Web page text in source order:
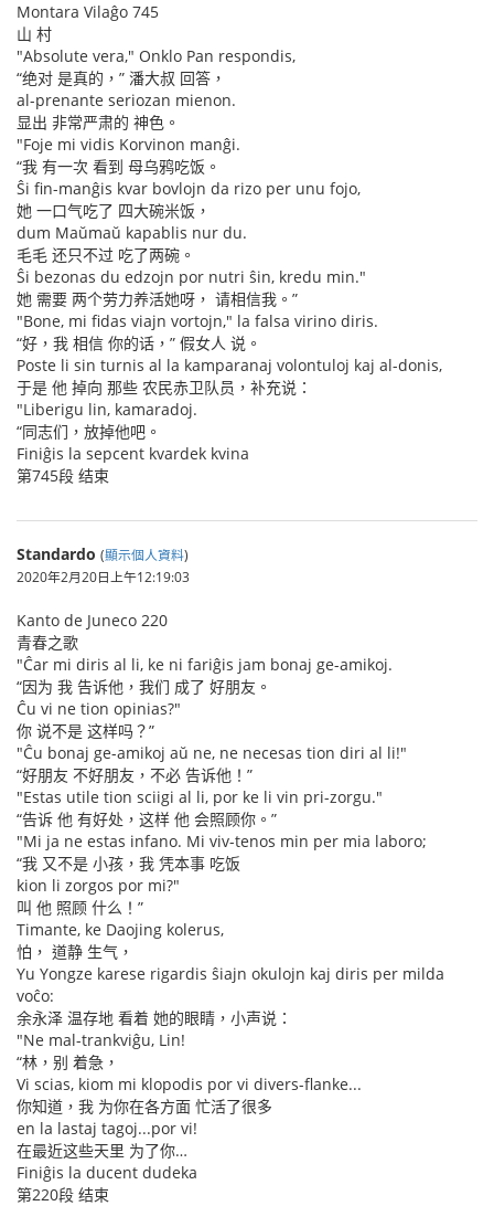
Montara Vilaĝo 745
山 村
"Absolute vera," Onklo Pan respondis,
“绝对 是真的，” 潘大叔 回答，
al-prenante seriozan mienon.
显出 非常严肃的 神色。
"Foje mi vidis Korvinon manĝi.
“我 有一次 看到 母乌鸦吃饭。
Ŝi fin-manĝis kvar bovlojn da rizo per unu fojo,
她 一口气吃了 四大碗米饭，
dum Maŭmaŭ kapablis nur du.
毛毛 还只不过 吃了两碗。
Ŝi bezonas du edzojn por nutri ŝin, kredu min."
她 需要 两个劳力养活她呀， 请相信我。”
"Bone, mi fidas viajn vortojn," la falsa virino diris.
“好，我 相信 你的话，” 假女人 说。
Poste li sin turnis al la kamparanaj volontuloj kaj al-donis,
于是 他 掉向 那些 农民赤卫队员，补充说：
"Liberigu lin, kamaradoj.
“同志们，放掉他吧。
Finiĝis la sepcent kvardek kvina
第745段 结束
Standardo (顯示個人資料)
2020年2月20日上午12:19:03
Kanto de Juneco 220
青春之歌
"Ĉar mi diris al li, ke ni fariĝis jam bonaj ge-amikoj.
“因为 我 告诉他，我们 成了 好朋友。
Ĉu vi ne tion opinias?"
你 说不是 这样吗？”
"Ĉu bonaj ge-amikoj aŭ ne, ne necesas tion diri al li!"
“好朋友 不好朋友，不必 告诉他！”
"Estas utile tion sciigi al li, por ke li vin pri-zorgu."
“告诉 他 有好处，这样 他 会照顾你。”
"Mi ja ne estas infano. Mi viv-tenos min per mia laboro;
“我 又不是 小孩，我 凭本事 吃饭
kion li zorgos por mi?"
叫 他 照顾 什么！”
Timante, ke Daojing kolerus,
怕， 道静 生气，
Yu Yongze karese rigardis ŝiajn okulojn kaj diris per milda
voĉo:
余永泽 温存地 看着 她的眼睛，小声说：
"Ne mal-trankviĝu, Lin!
“林，别 着急，
Vi scias, kiom mi klopodis por vi divers-flanke...
你知道，我 为你在各方面 忙活了很多
en la lastaj tagoj...por vi!
在最近这些天里 为了你…
Finiĝis la ducent dudeka
第220段 结束